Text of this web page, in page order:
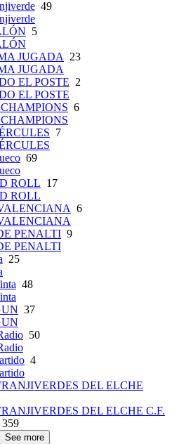
49
5
JUGADA
23
JUGADA
EL POSTE 2
EL POSTE
6
7
69
ROLL 17
ROLL
6
PENALTI 9
PENALTI
25
48
37
50
4
DEL ELCHE
DEL ELCHE C.F.
359
See more